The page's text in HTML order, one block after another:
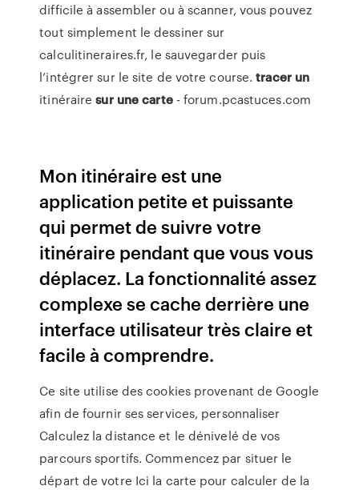
difficile à assembler ou à scanner, vous pouvez
tout simplement le dessiner sur
calculitineraires.fr, le sauvegarder puis
l’intégrer sur le site de votre course.tracer un
itinérairesur une carte- forum.pcastuces.com
Mon itinéraire est une
application petite et puissante
qui permet de suivre votre
itinéraire pendant que vous vous
déplacez. La fonctionnalité assez
complexe se cache derrière une
interface utilisateur très claire et
facile à comprendre.
Ce site utilise des cookies provenant de Google
afin de fournir ses services, personnaliser
Calculez la distance et le dénivelé de vos
parcours sportifs. Commencez par situer le
départ de votre Ici la carte pour calculer de la